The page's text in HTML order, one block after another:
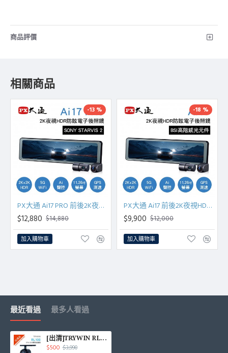
商品評價
相關商品
-13 %
PX大通 Ai17 PRO 前後2K夜視HDR防眩電子後視鏡(SONY STARVIS 2 GPS WIFI)
$12,880 $14,880
加入購物車
-18 %
PX大通 Ai17 前後2K夜視HDR防眩電子後視鏡(GPS WIFI)
$9,900 $12,000
加入購物車
最近看過 最多人看過
[出清]TRYWIN RL100 DTN-3DX專用後鏡頭
$500 $3,990